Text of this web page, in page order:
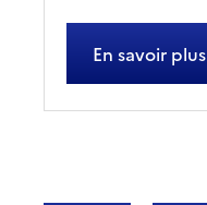
En savoir plus